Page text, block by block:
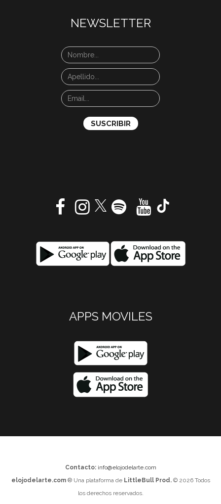
NEWSLETTER
APPS MOVILES
Contacto: info@elojodelarte.com
elojodelarte.com® Una plataforma de LittleBull Prod.© 2026 Todos
los derechos reservados.